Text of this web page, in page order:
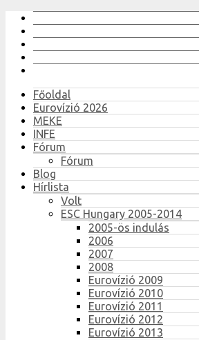
Főoldal
Eurovízió 2026
MEKE
INFE
Fórum
Fórum
Blog
Hírlista
Volt
ESC Hungary 2005-2014
2005-ös indulás
2006
2007
2008
Eurovízió 2009
Eurovízió 2010
Eurovízió 2011
Eurovízió 2012
Eurovízió 2013